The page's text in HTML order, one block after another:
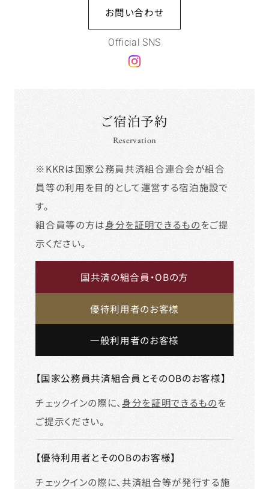
お問い合わせ
Official SNS
ご宿泊予約
Reservation
※KKRは国家公務員共済組合連合会が組合
員等の利用を目的として運営する宿泊施設で
す。
組合員等の方は身分を証明できるものをご提
示ください。
国共済の組合員・OBの方
優待利用者のお客様
一般利用者のお客様
【国家公務員共済組合員とそのOBのお客様】
チェックインの際に、身分を証明できるものを
ご提示ください。
【優待利用者とそのOBのお客様】
チェックインの際に、共済組合等が発行する施